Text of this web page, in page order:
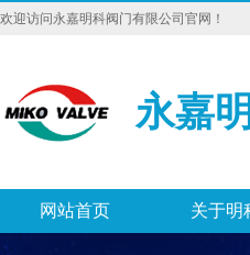
欢迎访问永嘉明科阀门有限公司官网！
永嘉
网站首页 关于明